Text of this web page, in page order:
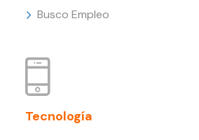
Busco Empleo
Tecnología